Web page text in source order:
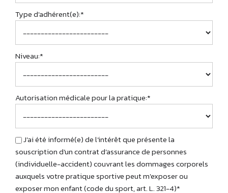
Type d'adhérent(e):*
Niveau:*
Autorisation médicale pour la pratique:*
J'ai été informé(e) de l’intérêt que présente la
souscription d’un contrat d’assurance de personnes
(individuelle-accident) couvrant les dommages corporels
auxquels votre pratique sportive peut m'exposer ou
exposer mon enfant (code du sport, art. L. 321-4)*